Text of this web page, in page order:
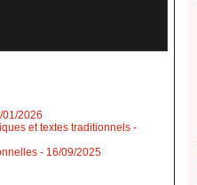
01/2026
et textes traditionnels -
- 16/09/2025